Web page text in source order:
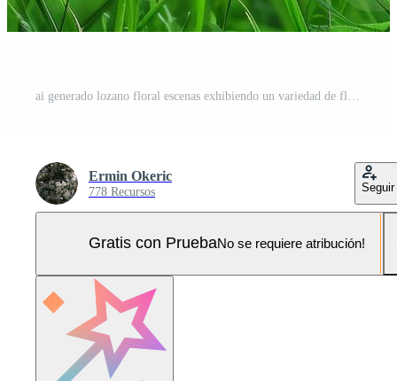
Ermin Okeric
778 Recursos Seguir
Gratis con PruebaNo se requiere atribución!